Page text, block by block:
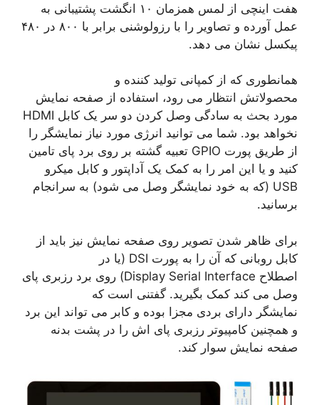
هفت اینچی از لمس همزمان ۱۰ انگشت پشتیبانی به
عمل آورده و تصاویر را با رزولوشنی برابر با ۸۰۰ در ۴۸۰
پیکسل نشان می دهد.
همانطوری که از کمپانی تولید کننده و
محصولاتش انتظار می رود، استفاده از صفحه نمایش
مورد بحث به سادگی وصل کردن دو سر یک کابل HDMI
نخواهد بود. شما می توانید انرژی مورد نیاز نمایشگر را
از طریق پورت GPIO تعبیه گشته بر روی برد پای تامین
کنید و یا این امر را به کمک یک آداپتور و کابل میکرو
USB (که به خود نمایشگر وصل می شود) به سرانجام
برسانید.
برای ظاهر شدن تصویر روی صفحه نمایش نیز باید از
کابل روبانی که آن را به پورت DSI (یا در
اصطلاح Display Serial Interface) روی برد رزبری پای
وصل می کند کمک بگیرید. گفتنی است که
نمایشگر دارای بردی مجزا بوده و کابر می تواند این برد
و همچنین کامپیوتر رزبری پای اش را در پشت بدنه
صفحه نمایش سوار کند.